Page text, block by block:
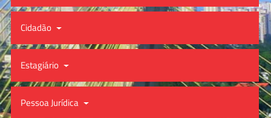
Cidadão
Estagiário
Pessoa Jurídica